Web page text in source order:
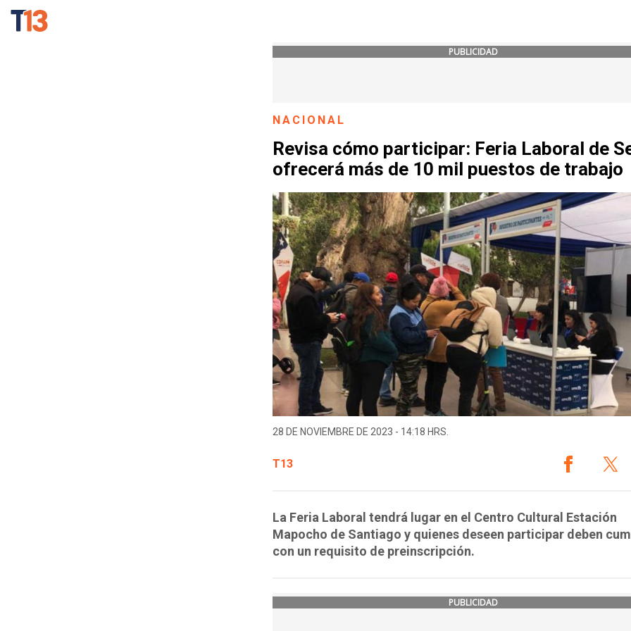
PUBLICIDAD
NACIONAL
Revisa cómo participar: Feria Laboral de
ofrecerá más de 10 mil puestos de trabajo
28 DE NOVIEMBRE DE 2023 - 14:18 HRS.
T13
La Feria Laboral tendrá lugar en el Centro Cultural Estación
Mapocho de Santiago y quienes deseen participar deben
con un requisito de preinscripción.
PUBLICIDAD